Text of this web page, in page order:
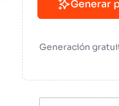
Generar
Generación